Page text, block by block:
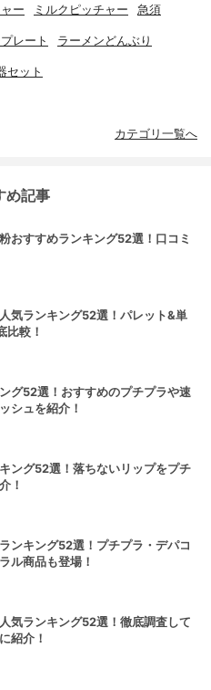
ー ミルクピッチャー 急須
レート ラーメンどんぶり
セット
カテゴリ一覧へ
め記事
おすすめランキング52選！口コミ
気ランキング52選！パレット&単
比較！
グ52選！おすすめのプチプラや速
シュを紹介！
ング52選！落ちないリップをプチ
！
ンキング52選！プチプラ・デパコ
ル商品も登場！
気ランキング52選！徹底調査して
紹介！